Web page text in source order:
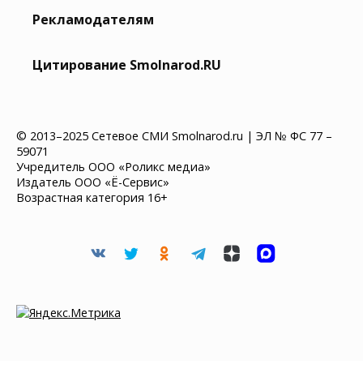
Рекламодателям
Цитирование Smolnarod.RU
© 2013–2025 Сетевое СМИ Smolnarod.ru | ЭЛ № ФС 77 –
59071
Учредитель ООО «Роликс медиа»
Издатель ООО «Ё-Сервис»
Возрастная категория 16+